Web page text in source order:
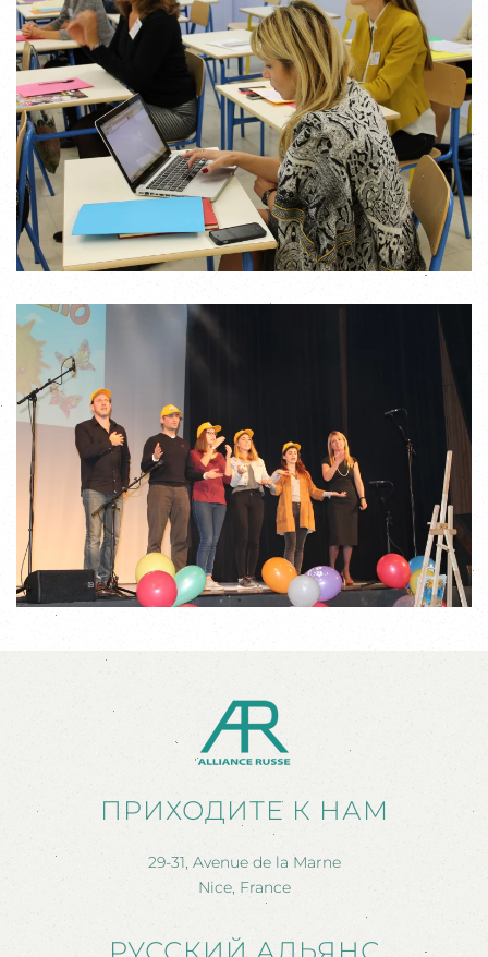
ПРИХОДИТЕ К НАМ
29-31, Avenue de la Marne
Nice, France